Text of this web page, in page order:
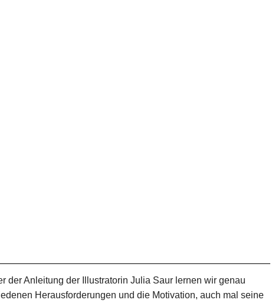
der Anleitung der Illustratorin Julia Saur lernen wir genau
Herausforderungen und die Motivation, auch mal seine